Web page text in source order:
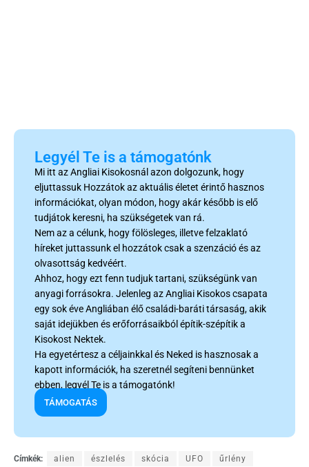
Legyél Te is a támogatónk
Mi itt az Angliai Kisokosnál azon dolgozunk, hogy
eljuttassuk Hozzátok az aktuális életet érintő hasznos
információkat, olyan módon, hogy akár később is elő
tudjátok keresni, ha szükségetek van rá.
Nem az a célunk, hogy fölösleges, illetve felzaklató
híreket juttassunk el hozzátok csak a szenzáció és az
olvasottság kedvéért.
Ahhoz, hogy ezt fenn tudjuk tartani, szükségünk van
anyagi forrásokra. Jelenleg az Angliai Kisokos csapata
egy sok éve Angliában élő családi-baráti társaság, akik
saját idejükben és erőforrásaikból építik-szépítik a
Kisokost Nektek.
Ha egyetértesz a céljainkkal és Neked is hasznosak a
kapott információk, ha szeretnél segíteni bennünket
ebben, legyél Te is a támogatónk!
TÁMOGATÁS
Címkék: alien észlelés skócia UFO űrlény